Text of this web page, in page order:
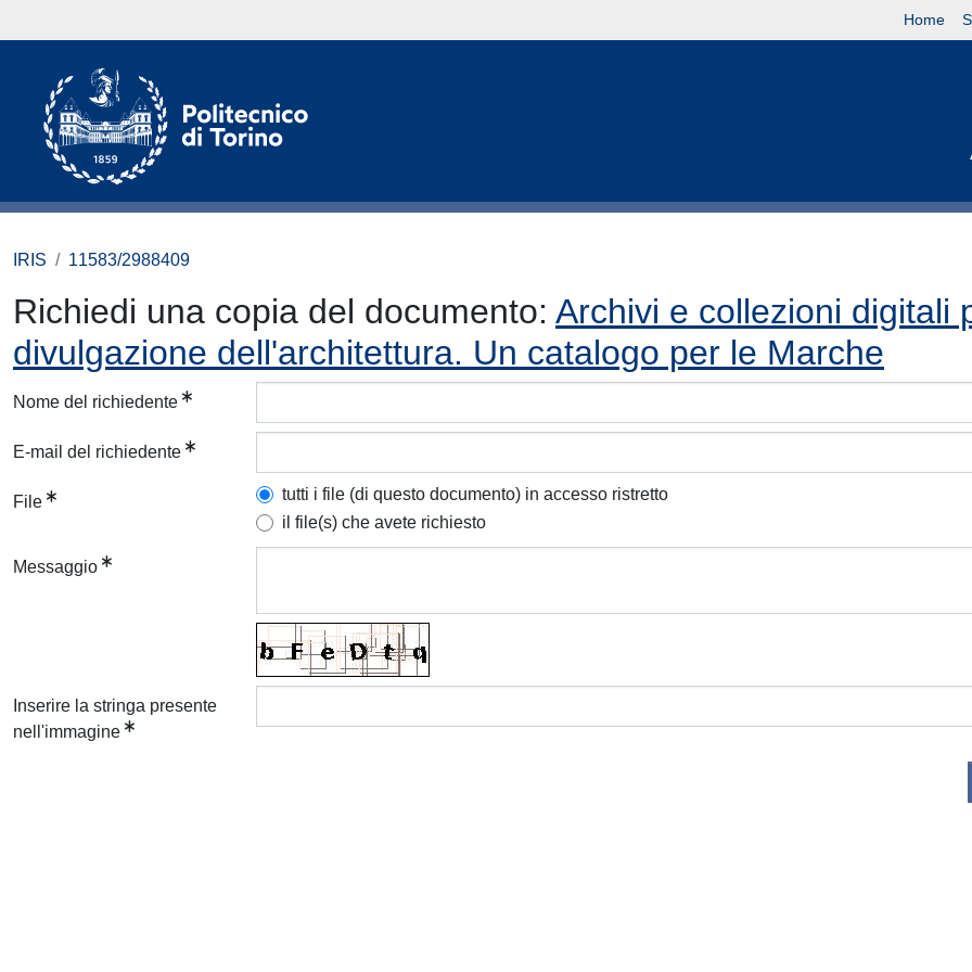
Home
IRIS 11583/2988409
Richiedi una copia del documento: Archivi e collezioni digitali
divulgazione dell'architettura. Un catalogo per le Marche
Nome del richiedente
E-mail del richiedente
File
tutti i file (di questo documento) in accesso ristretto
il file(s) che avete richiesto
Messaggio
Inserire la stringa presente
nell'immagine